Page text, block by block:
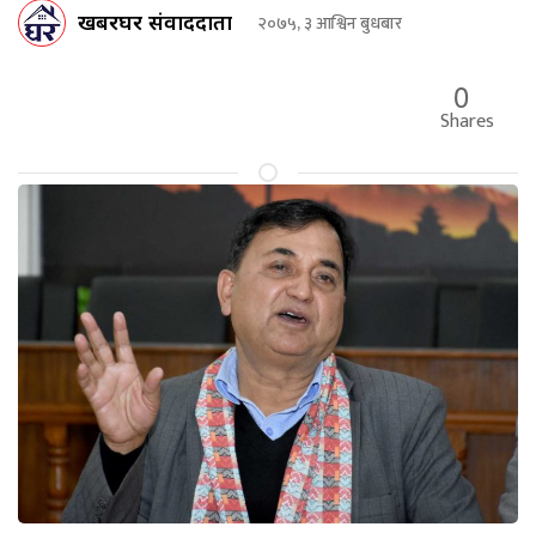
खबरघर संवाददाता २०७५, ३ आश्विन बुधबार
0
Shares